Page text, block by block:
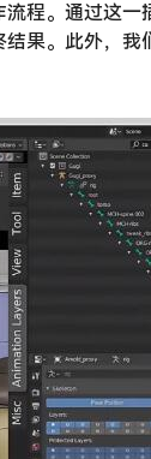
程。通过这
果。此外，